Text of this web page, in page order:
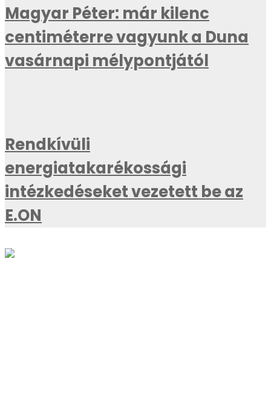
Magyar Péter: már kilenc
centiméterre vagyunk a Duna
vasárnapi mélypontjától
Rendkívüli
energiatakarékossági
intézkedéseket vezetett be az
E.ON